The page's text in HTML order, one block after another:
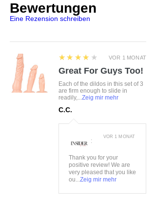
Größe:S/M, L/XL
Farbe:schwarz
15%Polyamid, 10%Elasthan
Bewertungen
Eine Rezension schreiben
VOR 1 MONAT
4
★★★★★
Great For Guys Too!
Each of the dildos in this set of 3
are firm enough to slide in
readily,...Zeig mir mehr
C.C.
:
Thank you for your
positive review! We are
very pleased that you like
ou...Zeig mir mehr
VOR 1 MONAT